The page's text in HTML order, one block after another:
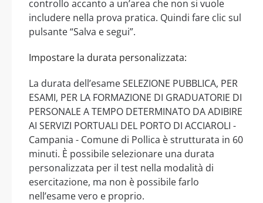
controllo accanto a un’area che non si vuole
includere nella prova pratica. Quindi fare clic sul
pulsante “Salva e segui”.
Impostare la durata personalizzata:
La durata dell’esame SELEZIONE PUBBLICA, PER
ESAMI, PER LA FORMAZIONE DI GRADUATORIE DI
PERSONALE A TEMPO DETERMINATO DA ADIBIRE
AI SERVIZI PORTUALI DEL PORTO DI ACCIAROLI -
Campania - Comune di Pollica è strutturata in 60
minuti. È possibile selezionare una durata
personalizzata per il test nella modalità di
esercitazione, ma non è possibile farlo
nell’esame vero e proprio.